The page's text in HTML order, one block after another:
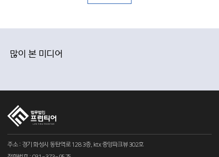
많이 본 미디어
주소 : 경기 화성시 동탄역로 128 3층, ktx 중앙파크뷰 302호